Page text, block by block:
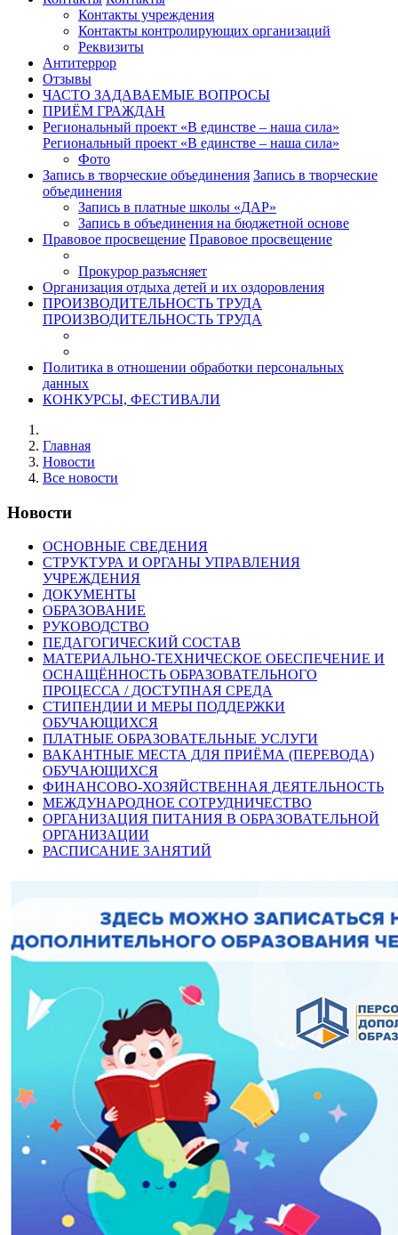
Контакты учреждения
Контакты контролирующих организаций
Реквизиты
Антитеррор
Отзывы
ЧАСТО ЗАДАВАЕМЫЕ ВОПРОСЫ
ПРИЁМ ГРАЖДАН
Региональный проект «В единстве – наша сила»
Региональный проект «В единстве – наша сила»
Фото
Запись в творческие объединения Запись в творческие
объединения
Запись в платные школы «ДАР»
Запись в объединения на бюджетной основе
Правовое просвещение Правовое просвещение
Прокурор разъясняет
Организация отдыха детей и их оздоровления
ПРОИЗВОДИТЕЛЬНОСТЬ ТРУДА
ПРОИЗВОДИТЕЛЬНОСТЬ ТРУДА
Политика в отношении обработки персональных
данных
КОНКУРСЫ, ФЕСТИВАЛИ
Главная
Новости
Все новости
Новости
ОСНОВНЫЕ СВЕДЕНИЯ
СТРУКТУРА И ОРГАНЫ УПРАВЛЕНИЯ
УЧРЕЖДЕНИЯ
ДОКУМЕНТЫ
ОБРАЗОВАНИЕ
РУКОВОДСТВО
ПЕДАГОГИЧЕСКИЙ СОСТАВ
МАТЕРИАЛЬНО-ТЕХНИЧЕСКОЕ ОБЕСПЕЧЕНИЕ И
ОСНАЩЁННОСТЬ ОБРАЗОВАТЕЛЬНОГО
ПРОЦЕССА / ДОСТУПНАЯ СРЕДА
СТИПЕНДИИ И МЕРЫ ПОДДЕРЖКИ
ОБУЧАЮЩИХСЯ
ПЛАТНЫЕ ОБРАЗОВАТЕЛЬНЫЕ УСЛУГИ
ВАКАНТНЫЕ МЕСТА ДЛЯ ПРИЁМА (ПЕРЕВОДА)
ОБУЧАЮЩИХСЯ
ФИНАНСОВО-ХОЗЯЙСТВЕННАЯ ДЕЯТЕЛЬНОСТЬ
МЕЖДУНАРОДНОЕ СОТРУДНИЧЕСТВО
ОРГАНИЗАЦИЯ ПИТАНИЯ В ОБРАЗОВАТЕЛЬНОЙ
ОРГАНИЗАЦИИ
РАСПИСАНИЕ ЗАНЯТИЙ